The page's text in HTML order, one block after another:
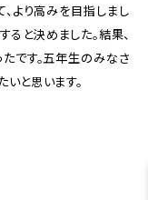
より高みを目指しまし
と決めました。結果、
です。五年生のみなさ
と思います。